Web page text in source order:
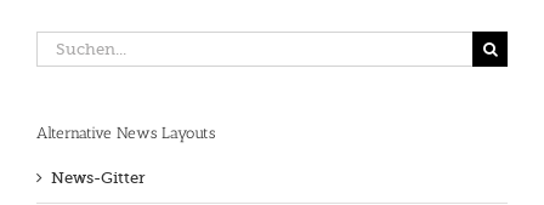
Suche
nach:
Alternative News Layouts
News-Gitter